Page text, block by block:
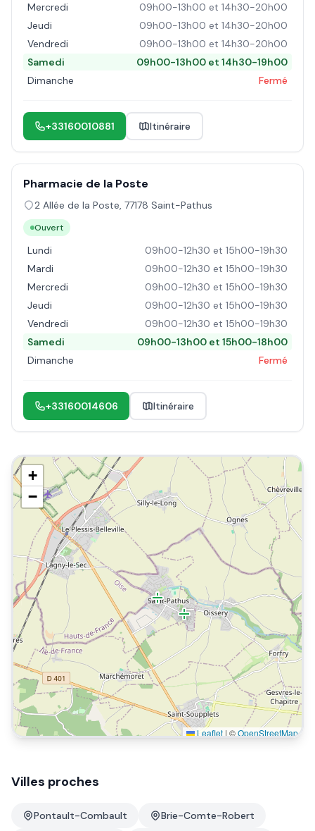
Mercredi
09h00-13h00 et 14h30-20h00
Jeudi
09h00-13h00 et 14h30-20h00
Vendredi
09h00-13h00 et 14h30-20h00
Samedi
09h00-13h00 et 14h30-19h00
Dimanche
Fermé
+33160010881 Itinéraire
Pharmacie de la Poste
2 Allée de la Poste, 77178 Saint-Pathus
Ouvert
Lundi
09h00-12h30 et 15h00-19h30
Mardi
09h00-12h30 et 15h00-19h30
Mercredi
09h00-12h30 et 15h00-19h30
Jeudi
09h00-12h30 et 15h00-19h30
Vendredi
09h00-12h30 et 15h00-19h30
Samedi
09h00-13h00 et 15h00-18h00
Dimanche
Fermé
+33160014606 Itinéraire
+
−
Leaflet | ©OpenStreetMap
Villes proches
Pontault-Combault Brie-Comte-Robert